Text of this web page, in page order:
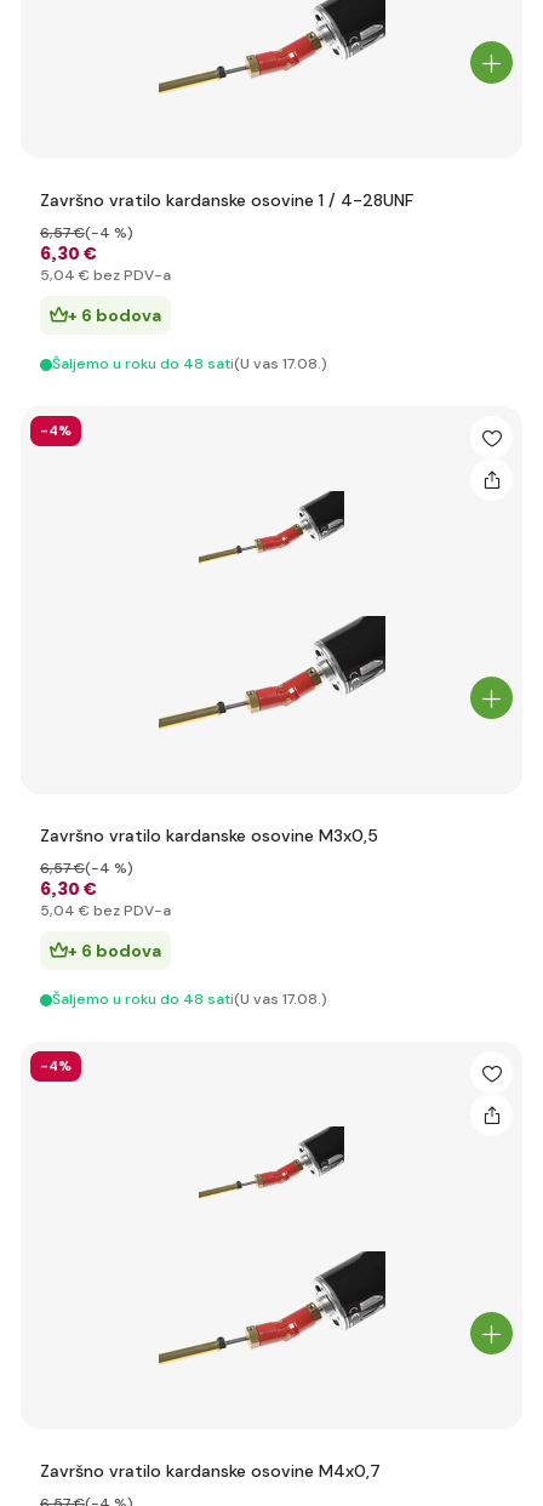
Završno vratilo kardanske osovine 1 / 4-28UNF
6,30 €
6,57 €(-4 %)
5,04 € bez PDV-a
+ 6 bodova
Šaljemo u roku do 48 sati(U vas 17.08.)
-4%
Završno vratilo kardanske osovine M3x0,5
6,30 €
6,57 €(-4 %)
5,04 € bez PDV-a
+ 6 bodova
Šaljemo u roku do 48 sati(U vas 17.08.)
-4%
Završno vratilo kardanske osovine M4x0,7